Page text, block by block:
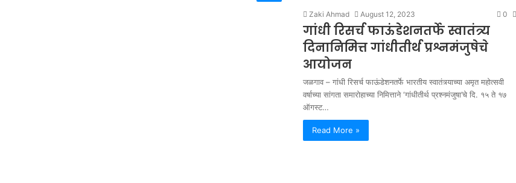
Zaki Ahmad August 12, 2023 0
गांधी रिसर्च फाऊंडेशनतर्फे स्वातंत्र्य
दिनानिमित्त गांधीतीर्थ प्रश्नमंजुषेचे
आयोजन
जळगाव – गांधी रिसर्च फाऊंडेशनतर्फे भारतीय स्वातंत्र्याच्या अमृत महोत्सवी
वर्षाच्या सांगता समारोहाच्या निमित्ताने ‘गांधीतीर्थ प्रश्नमंजुषा’चे दि. १५ ते १७
ऑगस्ट…
Read More »